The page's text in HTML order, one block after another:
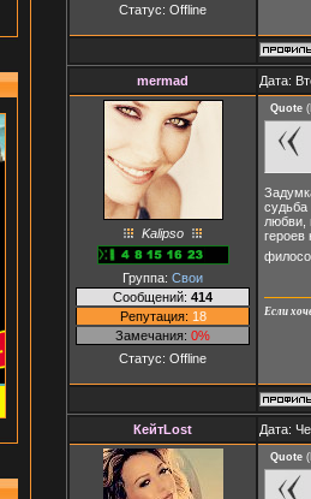
Статус: Offline
mermad Дата:
Kalipso
Группа: Свои
Сообщений: 414
Репутация: 18
Замечания: 0%
Статус: Offline
Quote (
судьба
любви,
героев
Если
КейтLost Дата:
Quote (